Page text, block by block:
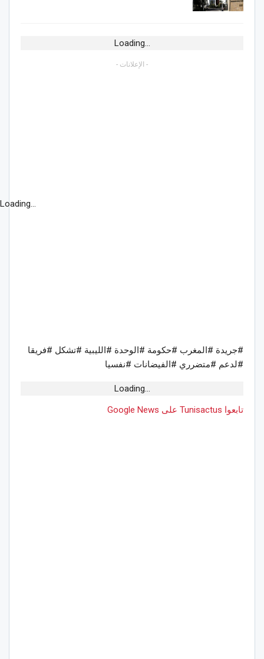
Loading...
- الإعلانات -
Loading...
#جريدة #المغرب #حكومة #الوحدة #الليبية #تشكل #فريقا
#لدعم #متضرري #الفيضانات #نفسيا
Loading...
تابعوا Tunisactus على Google News